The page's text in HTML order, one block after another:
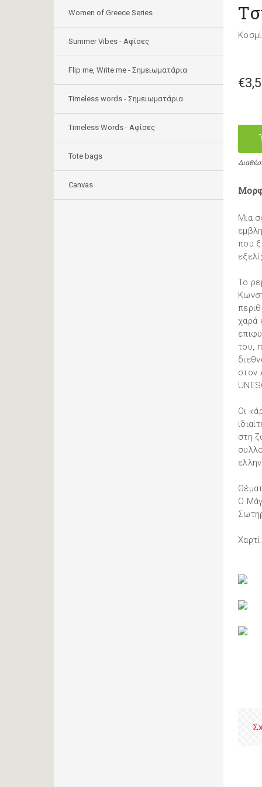
Women of Greece Series
Summer Vibes - Αφίσες
Flip me, Write me - Σημειωματάρια
Timeless words - Σημειωματάρια
Timeless Words - Aφίσες
Tote bags
Canvas
Μια
που
Το
χαρά
του,
στον
Οι
στη
Ο